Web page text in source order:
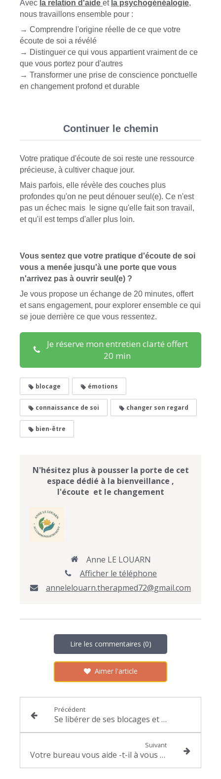
Avec la relation d'aide et la psychogénéalogie,
nous travaillons ensemble pour :
→ Comprendre l'origine réelle de ce que votre
écoute de soi a révélé
→ Distinguer ce qui vous appartient vraiment de ce
que vous portez pour d'autres
→ Transformer une prise de conscience ponctuelle
en changement profond et durable
Continuer le chemin
Votre pratique d'écoute de soi reste une ressource
précieuse, à cultiver chaque jour.
Mais parfois, elle révèle des couches plus
profondes qu'on ne peut dénouer seul(e). Ce n'est
pas un échec mais le signe qu'elle fait son travail,
et qu'il est temps d'aller plus loin.
Vous sentez que votre pratique d'écoute de soi
vous a menée jusqu'à une porte que vous
n'arrivez pas à ouvrir seul(e) ?
Je vous propose un échange de 20 minutes, offert
et sans engagement, pour explorer ensemble ce qui
se joue derrière ce que vous ressentez.
Je réserve mon entretien clarté offert
20 min
blocage émotions
connaissance de soi changer son regard
bien-être
N'hésitez plus à pousser la porte de cet
espace dédié à la bienveillance ,
l'écoute et le changement
Anne LE LOUARN
Afficher le téléphone
annelelouarn.therapmed72@gmail.com
Lire les commentaires (0)
Aimer l'article
Précédent
Se libérer de ses blocages et retrouver son élan : 8 questions pour avancer
Suivant
Votre bureau vous aide -t-il à vous concentrer ? Le Feng Shui au service de votre activité professionnelle